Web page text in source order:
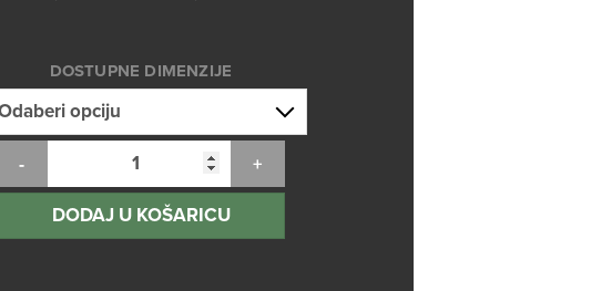
75,00 €
do
138,00 €
DOSTUPNE DIMENZIJE
DODAJ U KOŠARICU